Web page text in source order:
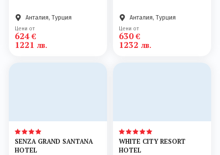
Анталия, Турция
Цени от
624 €
1221 лв.
Анталия, Турция
Цени от
630 €
1232 лв.
SENZA GRAND SANTANA
HOTEL
WHITE CITY RESORT
HOTEL